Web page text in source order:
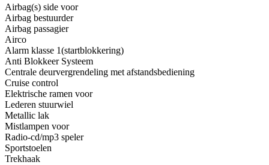
Airbag(s) side voor
Airbag bestuurder
Airbag passagier
Airco
Alarm klasse 1(startblokkering)
Anti Blokkeer Systeem
Centrale deurvergrendeling met afstandsbediening
Cruise control
Elektrische ramen voor
Lederen stuurwiel
Metallic lak
Mistlampen voor
Radio-cd/mp3 speler
Sportstoelen
Trekhaak